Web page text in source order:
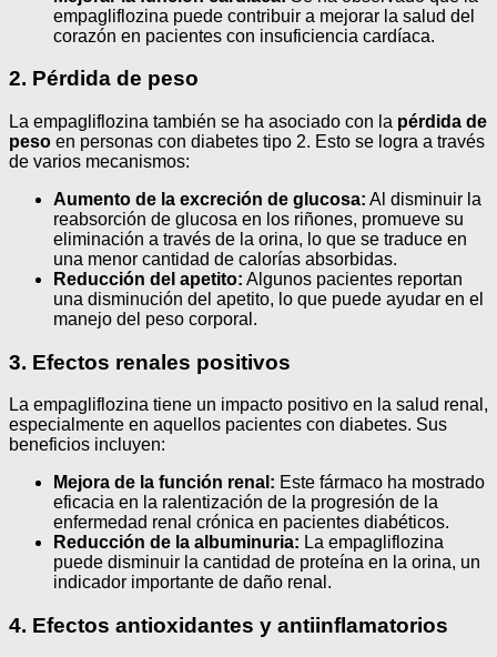
empagliflozina puede contribuir a mejorar la salud del
corazón en pacientes con insuficiencia cardíaca.
2. Pérdida de peso
La empagliflozina también se ha asociado con la pérdida de
peso en personas con diabetes tipo 2. Esto se logra a través
de varios mecanismos:
Aumento de la excreción de glucosa: Al disminuir la
reabsorción de glucosa en los riñones, promueve su
eliminación a través de la orina, lo que se traduce en
una menor cantidad de calorías absorbidas.
Reducción del apetito: Algunos pacientes reportan
una disminución del apetito, lo que puede ayudar en el
manejo del peso corporal.
3. Efectos renales positivos
La empagliflozina tiene un impacto positivo en la salud renal,
especialmente en aquellos pacientes con diabetes. Sus
beneficios incluyen:
Mejora de la función renal: Este fármaco ha mostrado
eficacia en la ralentización de la progresión de la
enfermedad renal crónica en pacientes diabéticos.
Reducción de la albuminuria: La empagliflozina
puede disminuir la cantidad de proteína en la orina, un
indicador importante de daño renal.
4. Efectos antioxidantes y antiinflamatorios